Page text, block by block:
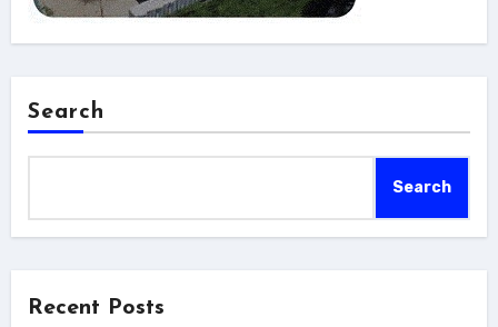
Search
Search
Recent Posts